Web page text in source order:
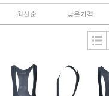
최신순 낮은가격